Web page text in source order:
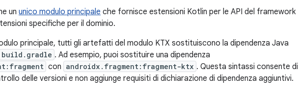
un unico modulo principale che fornisce estensioni Kotlin per le API del framework
specifiche per il dominio.
principale, tutti gli artefatti del modulo KTX sostituiscono la dipendenza Java
build.gradle . Ad esempio, puoi sostituire una dipendenza
con androidx.fragment:fragment-ktx . Questa sintassi consente di
delle versioni e non aggiunge requisiti di dichiarazione di dipendenza aggiuntivi.